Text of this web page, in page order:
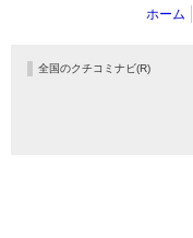
ホーム
全国のクチコミナビ(R)